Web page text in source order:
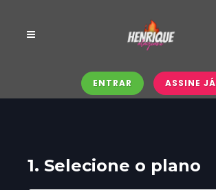
ENTRAR ASSINE JÁ
1. Selecione o plano